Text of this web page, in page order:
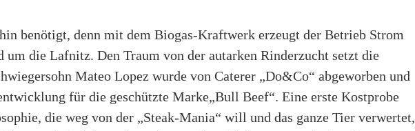
benötigt, denn mit dem Biogas-Kraftwerk erzeugt der Betrieb Strom
um die Lafnitz. Den Traum von der autarken Rinderzucht setzt die
Mateo Lopez wurde von Caterer „Do&Co“ abgeworben und
für die geschützte Marke„Bull Beef“. Eine erste Kostprobe
die weg von der „Steak-Mania“ will und das ganze Tier verwertet,